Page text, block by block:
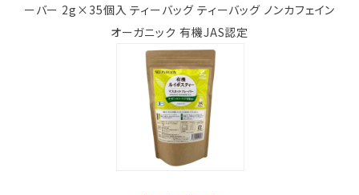
ーバー 2g×35個入 ティーバッグ ティーバッグ ノンカフェイン
オーガニック 有機JAS認定